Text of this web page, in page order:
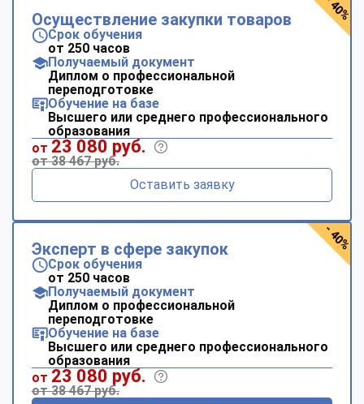
Осуществление закупки товаров
Срок обучения
от 250 часов
Получаемый документ
Диплом о профессиональной
переподготовке
Обучение на базе
Высшего или среднего профессионального
образования
от 23 080 руб.
от 38 467 руб.
Оставить заявку
- 40%
Эксперт в сфере закупок
Срок обучения
от 250 часов
Получаемый документ
Диплом о профессиональной
переподготовке
Обучение на базе
Высшего или среднего профессионального
образования
от 23 080 руб.
от 38 467 руб.
- 40%